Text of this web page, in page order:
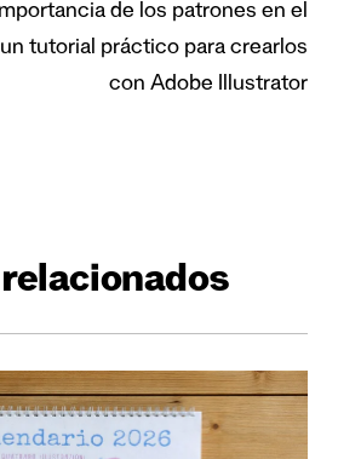
de los patrones en el
tutorial práctico para crearlos
con Adobe Illustrator